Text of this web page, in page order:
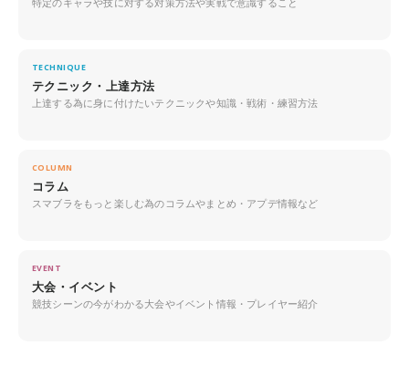
TECHNIQUE
テクニック・上達方法
上達する為に身に付けたいテクニックや知識・戦術・練習方法
COLUMN
コラム
スマブラをもっと楽しむ為のコラムやまとめ・アプデ情報など
EVENT
大会・イベント
競技シーンの今がわかる大会やイベント情報・プレイヤー紹介